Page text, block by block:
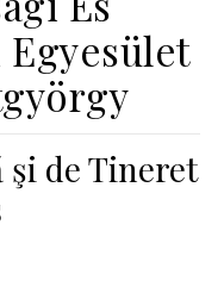
de Tineret